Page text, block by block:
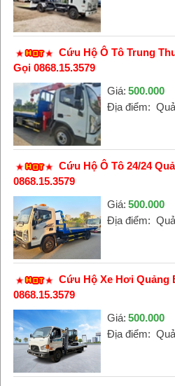
Cứu Hộ Ô Tô Trung
Gọi 0868.15.3579
Giá: 500.000
Địa điểm:
Cứu Hộ Ô Tô 24/24
0868.15.3579
Giá: 500.000
Địa điểm:
Cứu Hộ Xe Hơi Quảng
0868.15.3579
Giá: 500.000
Địa điểm: